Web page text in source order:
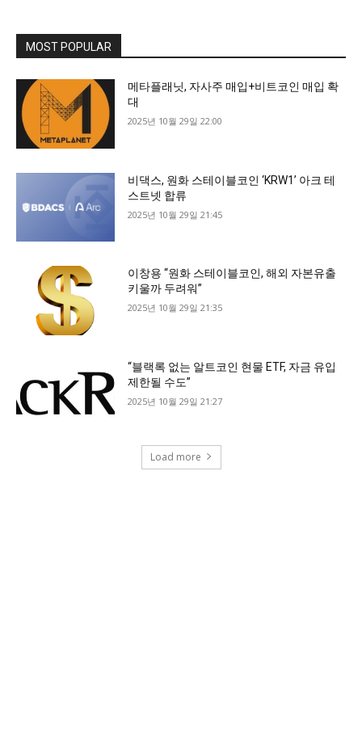
MOST POPULAR
메타플래닛, 자사주 매입+비트코인 매입 확
대
2025년 10월 29일 22:00
비댁스, 원화 스테이블코인 ‘KRW1’ 아크 테
스트넷 합류
2025년 10월 29일 21:45
이창용 “원화 스테이블코인, 해외 자본유출
키울까 두려워”
2025년 10월 29일 21:35
“블랙록 없는 알트코인 현물 ETF, 자금 유입
제한될 수도”
2025년 10월 29일 21:27
Load more